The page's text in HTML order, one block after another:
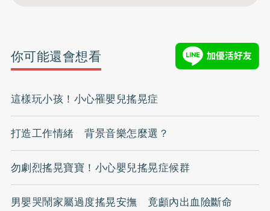
你可能還會想看
這樣玩小孩！小心罹嬰兒搖晃症
打造工作情緒 背景音樂怎麼選？
勿劇烈搖晃寶寶！小心嬰兒搖晃症候群
男嬰哭鬧家屬過度搖晃安撫 竟顱內出血險斷命